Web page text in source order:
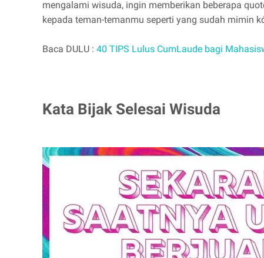
mengalami wisuda, ingin memberikan beberapa
kepada teman-temanmu seperti yang sudah mimin
Baca DULU : 40 TIPS Lulus CumLaude bagi
Kata Bijak Selesai Wisuda